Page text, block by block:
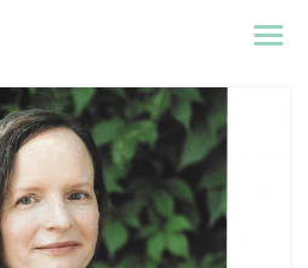
Mallisto
Puronen